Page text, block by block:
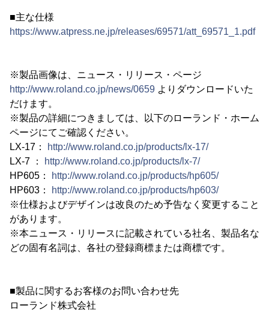
■主な仕様
https://www.atpress.ne.jp/releases/69571/att_69571_1.pdf
※製品画像は、ニュース・リリース・ページ
http://www.roland.co.jp/news/0659 よりダウンロードいた
だけます。
※製品の詳細につきましては、以下のローランド・ホーム
ページにてご確認ください。
LX-17：
http://www.roland.co.jp/products/lx-17/
LX-7 ：
http://www.roland.co.jp/products/lx-7/
HP605：
http://www.roland.co.jp/products/hp605/
HP603：
http://www.roland.co.jp/products/hp603/
※仕様およびデザインは改良のため予告なく変更すること
があります。
※本ニュース・リリースに記載されている社名、製品名な
どの固有名詞は、各社の登録商標または商標です。
■製品に関するお客様のお問い合わせ先
ローランド株式会社